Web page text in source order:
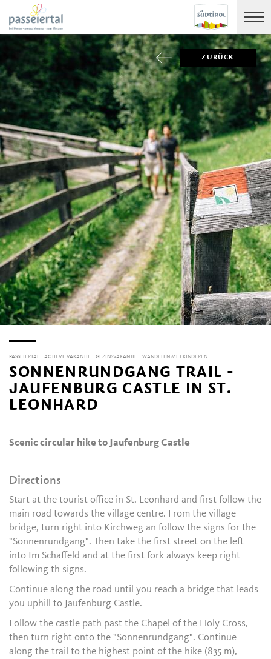
ZURÜCK
PASSEIERTAL ACTIEVE VAKANTIE GEZINSVAKANTIE WANDELEN MET KINDEREN
SONNENRUNDGANG TRAIL -
JAUFENBURG CASTLE IN ST.
LEONHARD
Scenic circular hike to Jaufenburg Castle
Directions
Start at the tourist office in St. Leonhard and first follow the
main road towards the village centre. From the village
bridge, turn right into Kirchweg an follow the signs for the
"Sonnenrundgang". Then take the first street on the left
into Im Schaffeld and at the first fork always keep right
following th signs.
Continue along the road until you reach a bridge that leads
you uphill to Jaufenburg Castle.
Follow the castle path past the Chapel of the Holy Cross,
then turn right onto the "Sonnenrundgang". Continue
along the trail to the highest point of the hike (835 m),